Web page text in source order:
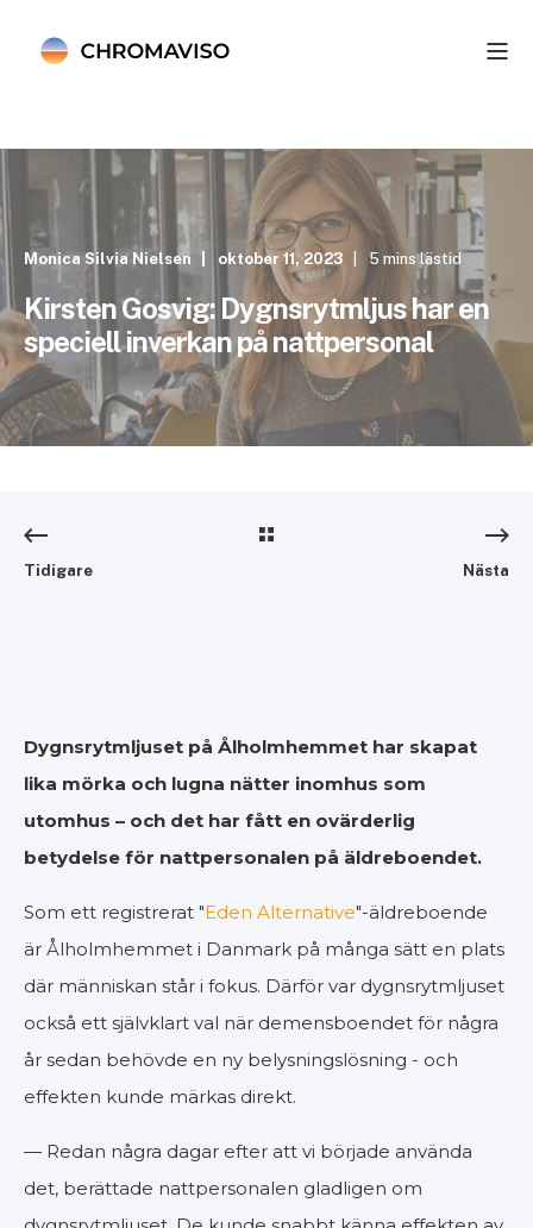
Monica Silvia Nielsen oktober 11, 2023 5 mins lästid
Kirsten Gosvig: Dygnsrytmljus har en
speciell inverkan på nattpersonal
Tidigare Nästa
Dygnsrytmljuset på Ålholmhemmet har skapat
lika mörka och lugna nätter inomhus som
utomhus – och det har fått en ovärderlig
betydelse för nattpersonalen på äldreboendet.
Som ett registrerat "Eden Alternative"-äldreboende
är Ålholmhemmet i Danmark på många sätt en plats
där människan står i fokus. Därför var dygnsrytmljuset
också ett självklart val när demensboendet för några
år sedan behövde en ny belysningslösning - och
effekten kunde märkas direkt.
— Redan några dagar efter att vi började använda
det, berättade nattpersonalen gladligen om